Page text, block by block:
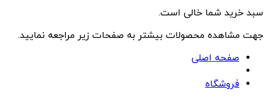
سبد خرید شما خالی است.
جهت مشاهده محصولات بیشتر به صفحات زیر مراجعه نمایید.
صفحه اصلی
فروشگاه